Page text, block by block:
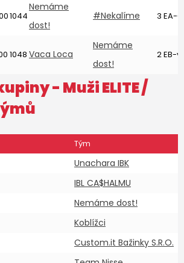
1044
Nemáme
dost!
#Nekalíme 3 EA-
1048 Vaca Loca
Nemáme
dost!
2 EB-v
- Muži ELITE/
Tým
Unachara IBK
IBL CA$HALMU
Nemáme dost!
Koblížci
Custom.it Bažinky S.R.O.